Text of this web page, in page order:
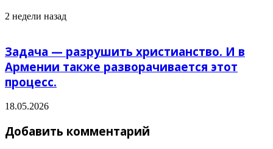
2 недели назад
Задача — разрушить христианство. И в
Армении также разворачивается этот
процесс.
18.05.2026
Добавить комментарий